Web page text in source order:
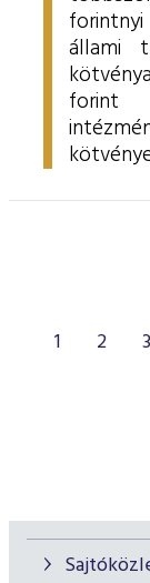
állami
forint
1 2 3